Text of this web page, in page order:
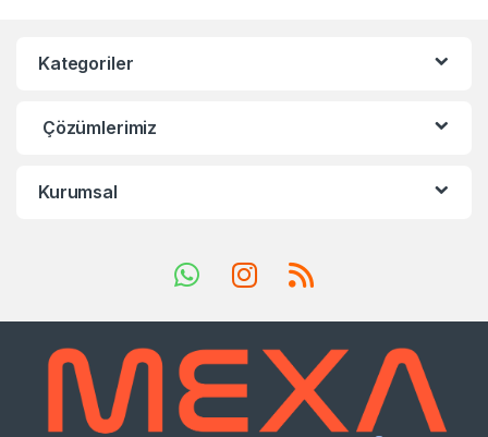
Kategoriler
Çözümlerimiz
Kurumsal